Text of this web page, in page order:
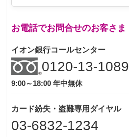
お電話でお問合せのお客さま
イオン銀行コールセンター
0120-13-1089
9:00～18:00 年中無休
カード紛失・盗難専用ダイヤル
03-6832-1234